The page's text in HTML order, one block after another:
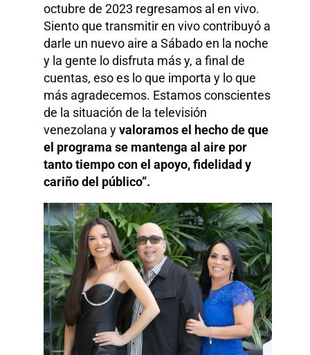
octubre de 2023 regresamos al en vivo.
Siento que transmitir en vivo contribuyó a
darle un nuevo aire a Sábado en la noche
y la gente lo disfruta más y, a final de
cuentas, eso es lo que importa y lo que
más agradecemos. Estamos conscientes
de la situación de la televisión
venezolana yvaloramos el hecho de que
el programa se mantenga al aire por
tanto tiempo con el apoyo, fidelidad y
cariño del público”.